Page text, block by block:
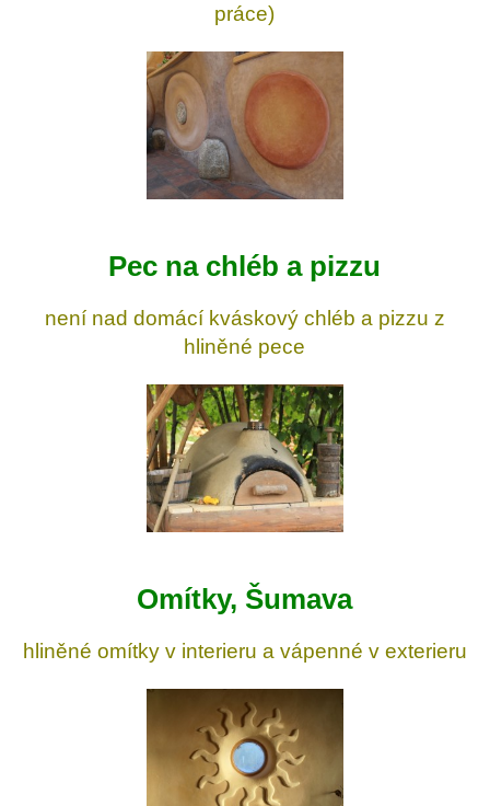
práce)
Pec na chléb a pizzu
není nad domácí kváskový chléb a pizzu z
hliněné pece
Omítky, Šumava
hliněné omítky v interieru a vápenné v exterieru